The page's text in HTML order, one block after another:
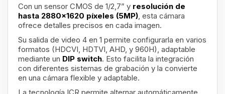
Con un sensor CMOS de 1/2,7” y resolución de
hasta 2880x1620 píxeles (5MP), esta cámara
ofrece detalles precisos en cada imagen.
Su salida de video 4 en 1 permite configurarla en varios
formatos (HDCVI, HDTVI, AHD, y 960H), adaptable
mediante un DIP switch. Esto facilita la integración
con diferentes sistemas de grabación y la convierte
en una cámara flexible y adaptable.